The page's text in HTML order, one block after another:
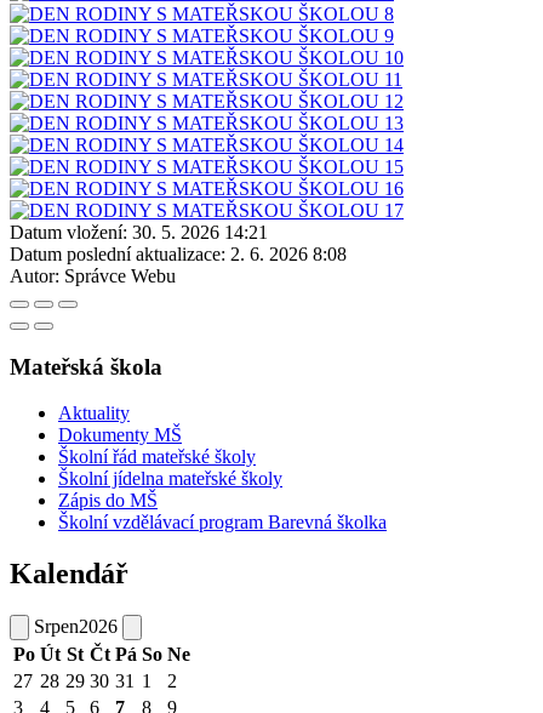
Datum vložení: 30. 5. 2026 14:21
Datum poslední aktualizace: 2. 6. 2026 8:08
Autor: Správce Webu
Mateřská škola
Aktuality
Dokumenty MŠ
Školní řád mateřské školy
Školní jídelna mateřské školy
Zápis do MŠ
Školní vzdělávací program Barevná školka
Kalendář
Srpen2026
Po Út St Čt Pá So Ne
27 28 29 30 31 1
2
3
4 5 6 7 8 9